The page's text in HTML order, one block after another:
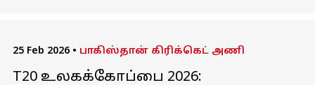
25 Feb 2026 • பாகிஸ்தான் கிரிக்கெட் அணி
T20 உலகக்கோப்பை 2026: